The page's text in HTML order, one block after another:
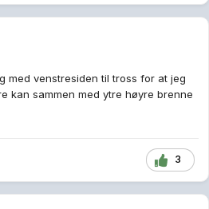
med venstresiden til tross for at jeg
kan sammen med ytre høyre brenne
3